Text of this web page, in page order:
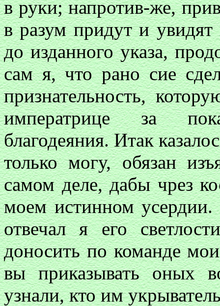
в руки; напротив-же,
в разум придут и
до изданного указа,
сам я, что рано сие
признательность,
императрице за
благодеяния. Итак
только могу, обязан
самом деле, дабы чрез
моем истинном
отвечал я его
доносить по команде
вы приказывать оных
узнали, кто им